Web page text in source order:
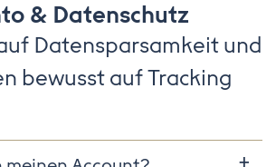
& Datenschutz
Datensparsamkeit und
bewusst auf Tracking